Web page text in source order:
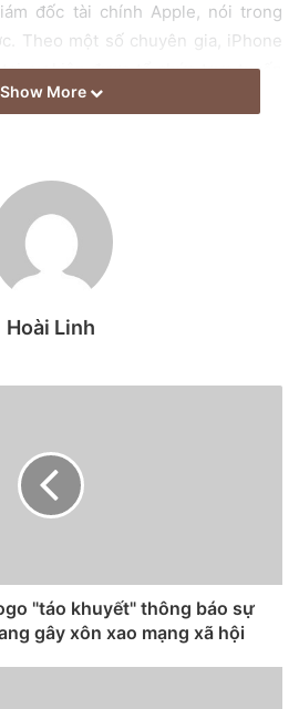
đốc tài chính Apple, nói trong
Theo một số chuyên gia, iPhone
sự kiện được tổ chức trực tuyến
cũng có thể không thực hiện
ít nhất vài triệu chiếc” và sẽ được
theo Nikkei
6,1 inch, hỗ trợ 5G, tích hợp hai
xuất của iPhone 12 series.
cũng đẩy mạnh sản xuất máy tính
dùng tăng cao khi phải làm việc
với iPad mới, hãng dự kiến xuất
thiệu bốn phiên bản iPhone 12
Show More
Hoài Linh
"táo khuyết" thông báo sự
gây xôn xao mạng xã hội